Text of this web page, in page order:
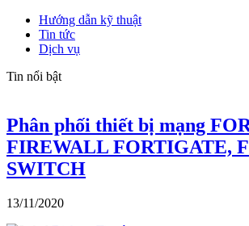
Hướng dẫn kỹ thuật
Tin tức
Dịch vụ
Tin nổi bật
Phân phối thiết bị mạng
FIREWALL FORTIGATE,
SWITCH
13/11/2020